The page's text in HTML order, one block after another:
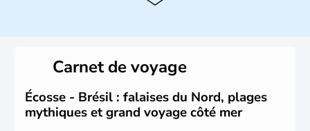
du Brésil ont été atteintes par le portugais Cabral en
1500. Durant le XVIe siècle, de très nombreux esclaves
venus d'Afrique ont permis une large exploitation des
ressources en sucre du pays.
Carnet de voyage
Écosse - Brésil : falaises du Nord, plages
mythiques et grand voyage côté mer